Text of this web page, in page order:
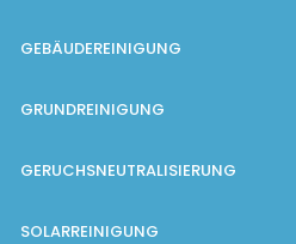
GEBÄUDEREINIGUNG
GRUNDREINIGUNG
GERUCHSNEUTRALISIERUNG
SOLARREINIGUNG